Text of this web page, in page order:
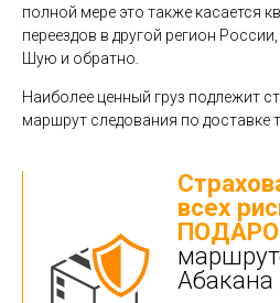
полной мере это также касается
переездов в другой регион
Шую и обратно.
Наиболее ценный груз подлежит
маршрут следования по доставке
всех